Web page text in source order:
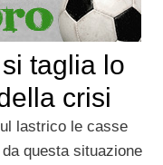
taglia lo
crisi
lastrico le casse
questa situazione